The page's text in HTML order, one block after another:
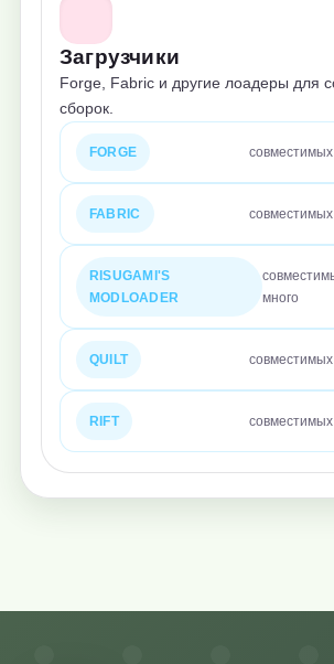
Загрузчики
Forge, Fabric и другие лоадеры для
сборок.
FORGE
FABRIC
RISUGAMI'S
MODLOADER
много
QUILT
RIFT